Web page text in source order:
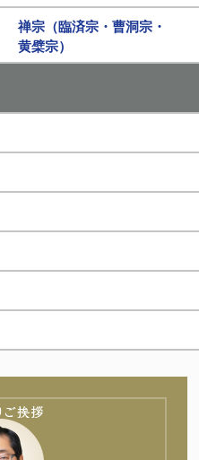
禅宗（臨済宗・曹洞宗・
黄檗宗）